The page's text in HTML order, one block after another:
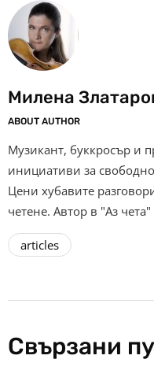
Милена
ABOUT AUTHOR
Музикант, буккросър и
инициативи за
Цени хубавите
четене. Автор в "Аз чета"
articles
Свързани